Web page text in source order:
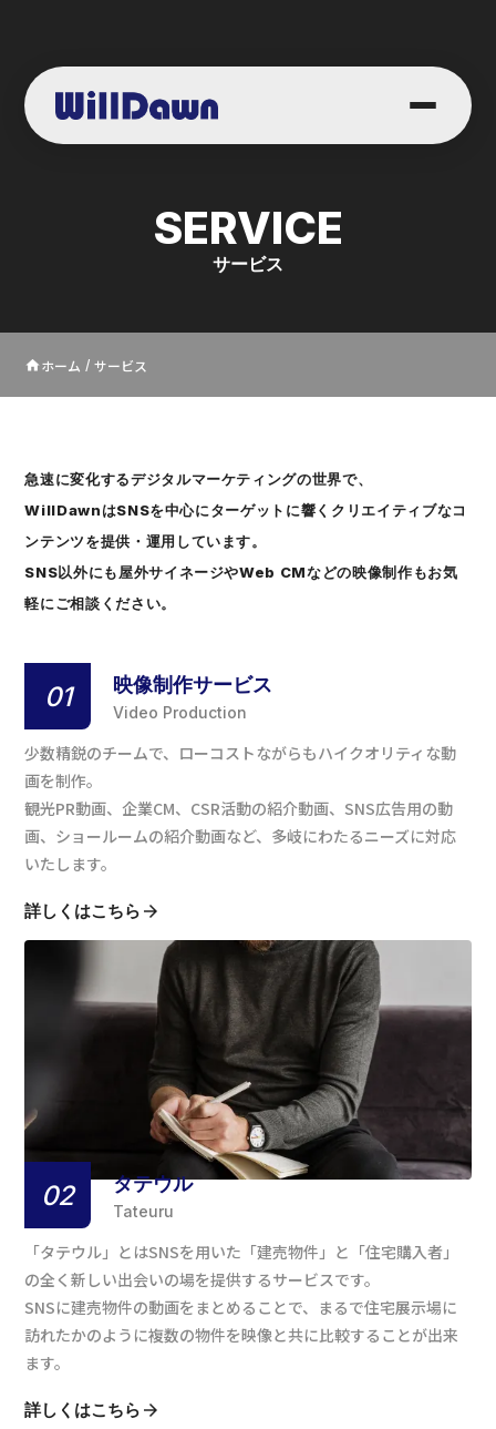
SERVICE
サービス
homeホーム / サービス
急速に変化するデジタルマーケティングの世界で、
WillDawnはSNSを中心にターゲットに響くクリエイティブなコ
ンテンツを提供・運用しています。
SNS以外にも屋外サイネージやWeb CMなどの映像制作もお気
軽にご相談ください。
01 映像制作サービス
Video Production
少数精鋭のチームで、ローコストながらもハイクオリティな動
画を制作。
観光PR動画、企業CM、CSR活動の紹介動画、SNS広告用の動
画、ショールームの紹介動画など、多岐にわたるニーズに対応
いたします。
詳しくはこちら arrow_forward
02 タテウル
Tateuru
「タテウル」とはSNSを用いた「建売物件」と「住宅購入者」
の全く新しい出会いの場を提供するサービスです。
SNSに建売物件の動画をまとめることで、まるで住宅展示場に
訪れたかのように複数の物件を映像と共に比較することが出来
ます。
詳しくはこちら arrow_forward